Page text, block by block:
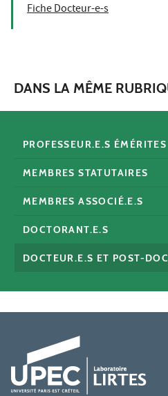
Fiche Docteur-e-s
DANS LA MÊME
PROFESSEUR.E.S ÉMÉRITES
MEMBRES STATUTAIRES
MEMBRES ASSOCIÉ.E.S
DOCTORANT.E.S
DOCTEUR.E.S ET POST-